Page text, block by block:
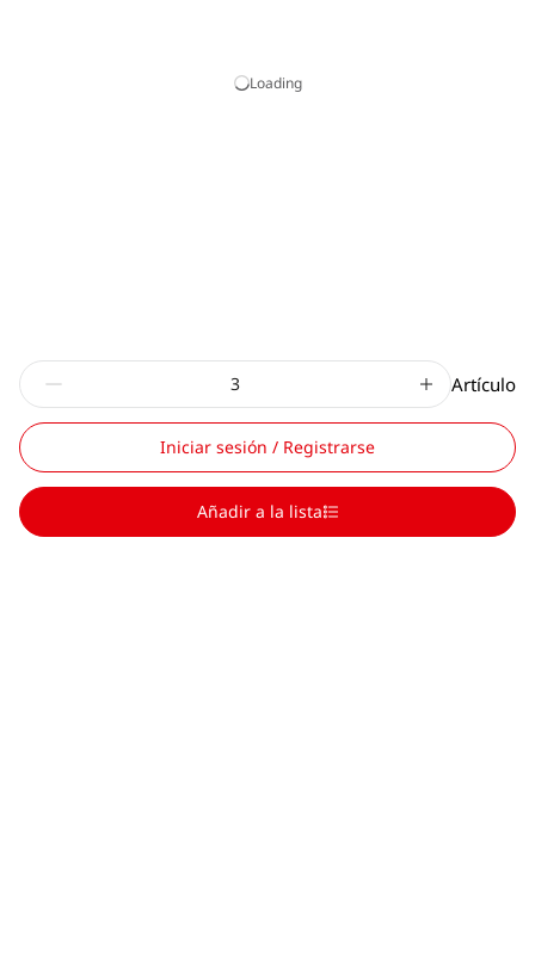
Loading
Artículo
Iniciar sesión / Registrarse
Añadir a la lista